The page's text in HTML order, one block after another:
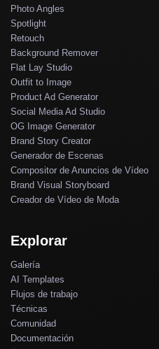
Photo Angles
Spotlight
Retouch
Background Remover
Flat Lay Studio
Outfit to Image
Product Ad Generator
Social Media Ad Studio
OG Image Generator
Brand Story Creator
Generador de Escenas
Compositor de Anuncios de Vídeo
Brand Visual Storyboard
Creador de Vídeo de Moda
Explorar
Galería
AI Templates
Flujos de trabajo
Técnicas
Comunidad
Documentación